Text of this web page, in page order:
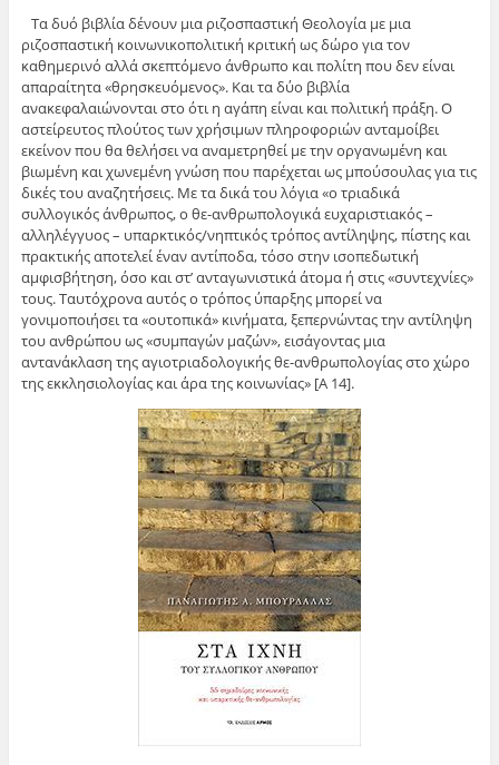
Τα δυό βιβλία δένουν μια ριζοσπαστική Θεολογία με μια
ριζοσπαστική κοινωνικοπολιτική κριτική ως δώρο για τον
καθημερινό αλλά σκεπτόμενο άνθρωπο και πολίτη που δεν είναι
απαραίτητα «θρησκευόμενος». Και τα δύο βιβλία
ανακεφαλαιώνονται στο ότι η αγάπη είναι και πολιτική πράξη. Ο
αστείρευτος πλούτος των χρήσιμων πληροφοριών ανταμοίβει
εκείνον που θα θελήσει να αναμετρηθεί με την οργανωμένη και
βιωμένη και χωνεμένη γνώση που παρέχεται ως μπούσουλας για τις
δικές του αναζητήσεις. Με τα δικά του λόγια «ο τριαδικά
συλλογικός άνθρωπος, ο θε-ανθρωπολογικά ευχαριστιακός –
αλληλέγγυος – υπαρκτικός/νηπτικός τρόπος αντίληψης, πίστης και
πρακτικής αποτελεί έναν αντίποδα, τόσο στην ισοπεδωτική
αμφισβήτηση, όσο και στ’ ανταγωνιστικά άτομα ή στις «συντεχνίες»
τους. Ταυτόχρονα αυτός ο τρόπος ύπαρξης μπορεί να
γονιμοποιήσει τα «ουτοπικά» κινήματα, ξεπερνώντας την αντίληψη
του ανθρώπου ως «συμπαγών μαζών», εισάγοντας μια
αντανάκλαση της αγιοτριαδολογικής θε-ανθρωπολογίας στο χώρο
της εκκλησιολογίας και άρα της κοινωνίας» [Α 14].